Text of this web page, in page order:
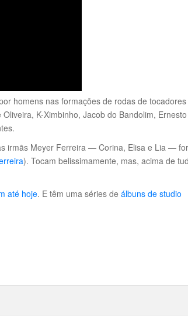
homens nas formações de rodas de
K-Ximbinho, Jacob do Bandolim, Ernesto
irmãs Meyer Ferreira — Corina, Elisa e Lia —
). Tocam belissimamente, mas, acima de
até hoje. E têm uma séries de álbuns de studio